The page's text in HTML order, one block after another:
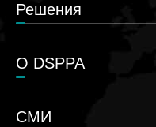
Решения
О DSPPA
СМИ